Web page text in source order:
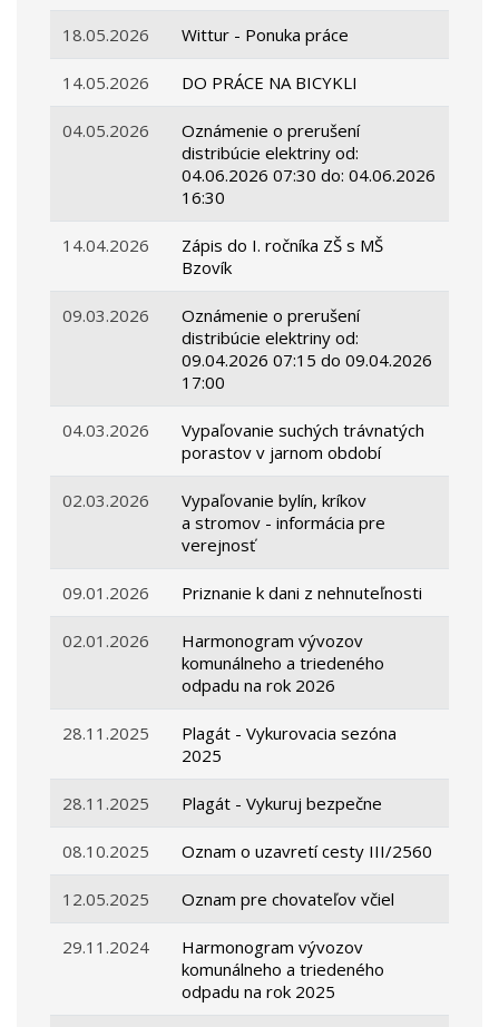
18.05.2026 Wittur - Ponuka práce
14.05.2026 DO PRÁCE NA BICYKLI
04.05.2026
Oznámenie o prerušení
distribúcie elektriny od:
04.06.2026 07:30 do: 04.06.2026
16:30
14.04.2026
Zápis do I. ročníka ZŠ s MŠ
Bzovík
09.03.2026
Oznámenie o prerušení
distribúcie elektriny od:
09.04.2026 07:15 do 09.04.2026
17:00
04.03.2026
Vypaľovanie suchých trávnatých
porastov v jarnom období
02.03.2026
Vypaľovanie bylín, kríkov
a stromov - informácia pre
verejnosť
09.01.2026 Priznanie k dani z nehnuteľnosti
02.01.2026
Harmonogram vývozov
komunálneho a triedeného
odpadu na rok 2026
28.11.2025
Plagát - Vykurovacia sezóna
2025
28.11.2025 Plagát - Vykuruj bezpečne
08.10.2025 Oznam o uzavretí cesty III/2560
12.05.2025 Oznam pre chovateľov včiel
29.11.2024
Harmonogram vývozov
komunálneho a triedeného
odpadu na rok 2025